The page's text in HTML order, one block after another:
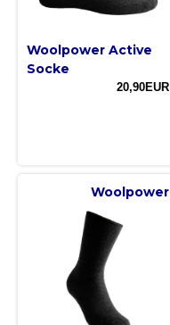
Woolpower Active
Socke
20,90EUR
Woolpower